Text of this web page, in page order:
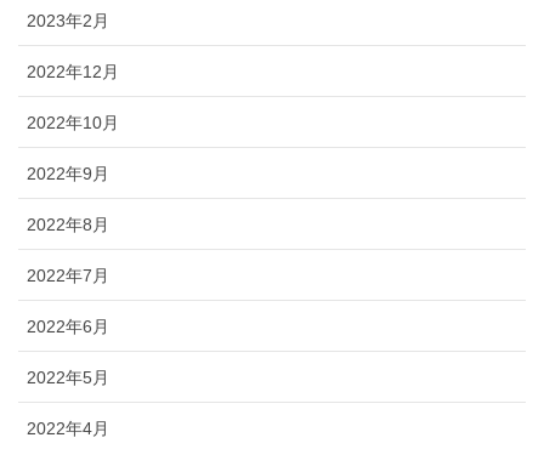
2023年2月
2022年12月
2022年10月
2022年9月
2022年8月
2022年7月
2022年6月
2022年5月
2022年4月